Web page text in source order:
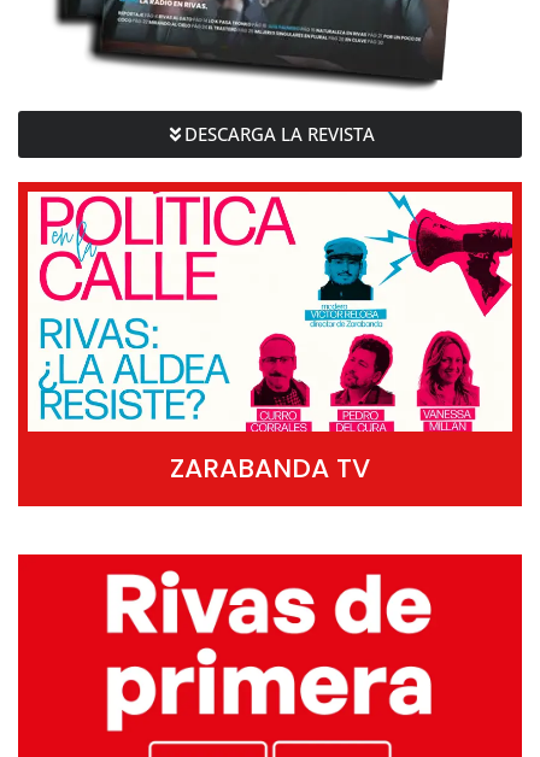
DESCARGA LA REVISTA
ZARABANDA TV